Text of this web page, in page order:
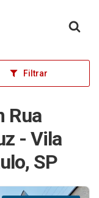
Filtrar
Rua
- Vila
SP